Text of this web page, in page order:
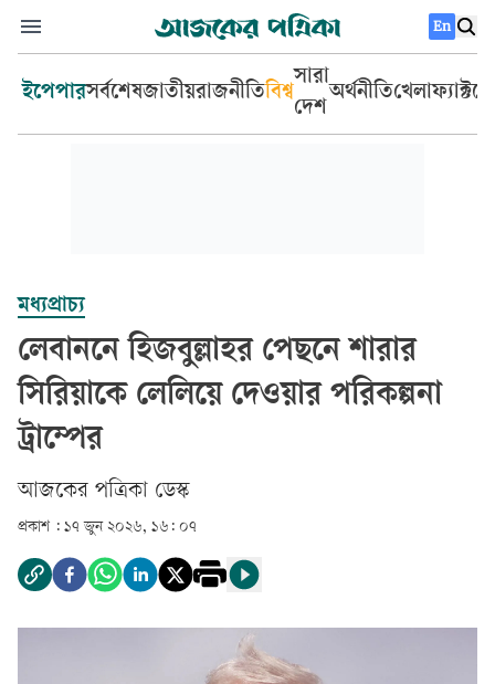
En
ইপেপারসর্বশেষজাতীয়রাজনীতিবিশ্ব
সারা
দেশ
অর্থনীতিখেলা
মধ্যপ্রাচ্য
লেবাননে হিজবুল্লাহর পেছনে শারার
সিরিয়াকে লেলিয়ে দেওয়ার পরিকল্পনা
ট্রাম্পের
আজকের পত্রিকা ডেস্ক­
প্রকাশ : ১৭ জুন ২০২৬, ১৬: ০৭